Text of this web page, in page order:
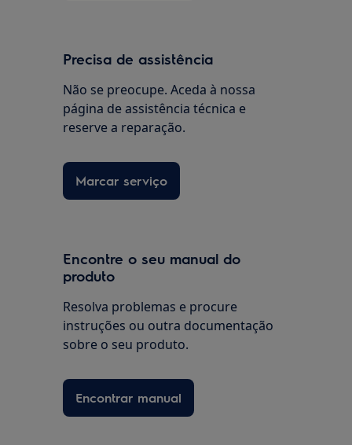
Precisa de assistência
Não se preocupe. Aceda à nossa
página de assistência técnica e
reserve a reparação.
Marcar serviço
Encontre o seu manual do
produto
Resolva problemas e procure
instruções ou outra documentação
sobre o seu produto.
Encontrar manual